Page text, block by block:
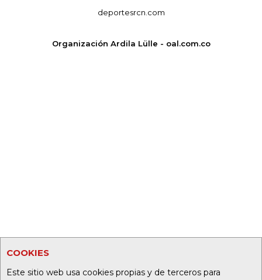
COOKIES
Este sitio web usa cookies propias y de terceros para
deportesrcn.com
Organización Ardila Lülle - oal.com.co